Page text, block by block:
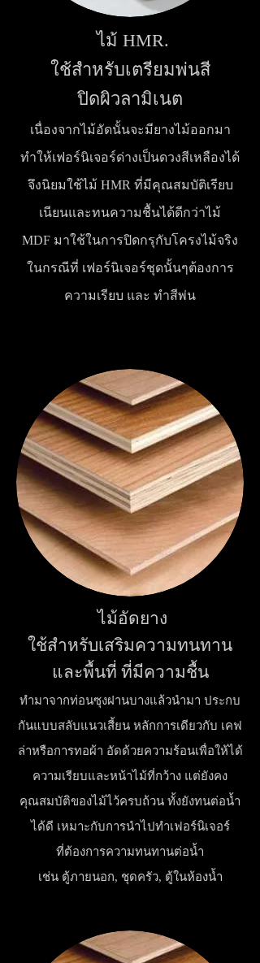
ไม้ HMR.
ใช้สำหรับเตรียมพ่นสี
ปิดผิวลามิเนต
เนื่องจากไม้อัดนั้นจะมียางไม้ออกมา
ทำให้เฟอร์นิเจอร์ด่างเป็นดวงสีเหลืองได้
จึงนิยมใช้ไม้ HMR ที่มีคุณสมบัติเรียบ
เนียนและทนความชื้นได้ดีกว่าไม้
MDF มาใช้ในการปิดกรุกับโครงไม้จริง
ในกรณีที่ เฟอร์นิเจอร์ชุดนั้นๆต้องการ
ความเรียบ และ ทำสีพ่น
ไม้อัดยาง
ใช้สำหรับเสริมความทนทาน
และพื้นที่ ที่มีความชื้น
ทำมาจากท่อนซุงฝานบางแล้วนำมา ประกบ
กันแบบสลับแนวเสี้ยน หลักการเดียวกับ เคฟ
ล่าหรือการทอผ้า อัดด้วยความร้อนเพื่อให้ได้
ความเรียบและหน้าไม้ที่กว้าง แต่ยังคง
คุณสมบัติของไม้ไว้ครบถ้วน ทั้งยังทนต่อน้ำ
ได้ดี เหมาะกับการนำไปทำเฟอร์นิเจอร์
ที่ต้องการความทนทานต่อน้ำ
เช่น ตู้ภายนอก, ชุดครัว, ตู้ในห้องน้ำ